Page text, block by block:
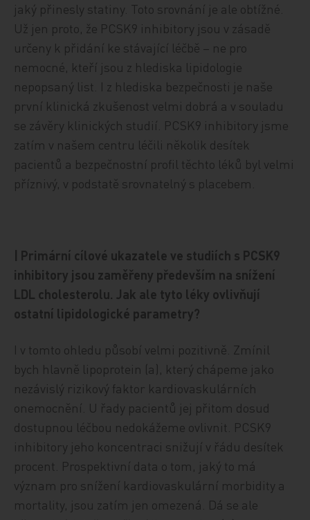
jaký přinesly statiny. Toto srovnání je ale obtížné.
Už jen proto, že PCSK9 inhibitory jsou v zásadě
určeny k přidání ke stávající léčbě – ne pro
nemocné, kteří jsou z hlediska lipidologie
nepopsaný list. I z hlediska bezpečnosti je naše
první klinická zkušenost velmi dobrá a v souladu
se závěry klinických studií. PCSK9 inhibitory jsme
zatím v našem centru léčili několik desítek
pacientů a bezpečnostní profil těchto léků byl velmi
příznivý, v podstatě srovnatelný s placebem.
| Primární cílové ukazatele ve studiích s PCSK9
inhibitory jsou zaměřeny především na snížení
LDL cholesterolu. Jak ale tyto léky ovlivňují
ostatní lipidologické parametry?
I v tomto ohledu působí velmi pozitivně. Zmínil
bych hlavně lipoprotein (a), který chápeme jako
nezávislý rizikový faktor kardiovaskulárních
onemocnění. U řady pacientů jej přitom dosud
dostupnou léčbou nedokážeme ovlivnit. PCSK9
inhibitory jeho koncentraci snižují v řádu desítek
procent. Prospektivní data o tom, jaký to má
význam pro snížení kardiovaskulární morbidity a
mortality, jsou zatím jen omezená. Dá se ale